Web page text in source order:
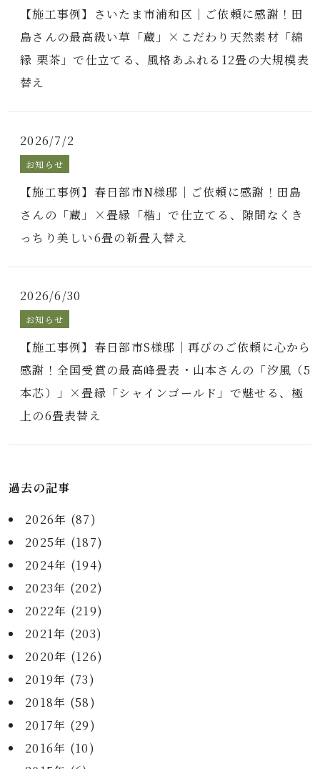
【施工事例】さいたま市浦和区｜ご依頼に感謝！田
島さんの最高級い草「蔵」×こだわり天然素材「綿
縁 栗茶」で仕立てる、風格あふれる12畳の大規模表
替え
2026/7/2
お知らせ
【施工事例】春日部市N様邸｜ご依頼に感謝！田島
さんの「蔵」×畳縁「楷」で仕立てる、隙間なくき
っちり美しい6畳の新畳入替え
2026/6/30
お知らせ
【施工事例】春日部市S様邸｜再びのご依頼に心から
感謝！全国受賞の最高峰畳表・山本さんの「汐風（5
本芯）」×畳縁「シャインゴールド」で魅せる、極
上の6畳表替え
過去の記事
2026年 (87)
2025年 (187)
2024年 (194)
2023年 (202)
2022年 (219)
2021年 (203)
2020年 (126)
2019年 (73)
2018年 (58)
2017年 (29)
2016年 (10)